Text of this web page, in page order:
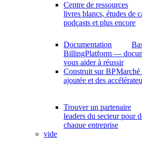
Centre de ressources
livres blancs, études de
podcasts et plus encore
Documentation
BillingPlatform —
vous aider à réussir
Construit sur BPMarché
ajoutée et des
Trouver un partenaire
leaders du secteur pour
chaque entreprise
vide